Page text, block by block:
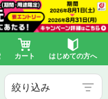
カート はじめての方へ
絞り込み